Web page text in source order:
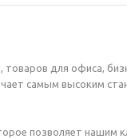
для офиса,
самым высоким
позволяет нашим